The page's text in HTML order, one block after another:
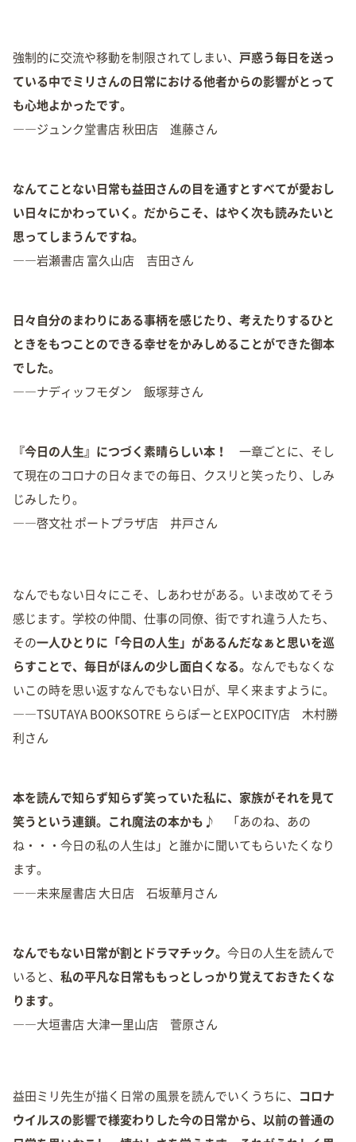
強制的に交流や移動を制限されてしまい、 戸惑う毎日を送っ
ている中でミリさんの日常における他者からの影響がとって
も心地よかったです。
――ジュンク堂書店 秋田店 進藤さん
なんてことない日常も益田さんの目を通すとすべてが愛おし
い日々にかわっていく。だからこそ、はやく次も読みたいと
思ってしまうんですね。
――岩瀬書店 富久山店 吉田さん
日々自分のまわりにある事柄を感じたり、考えたりするひと
ときをもつことのできる幸せをかみしめることができた御本
でした。
――ナディッフモダン 飯塚芽さん
『今日の人生』につづく素晴らしい本！
一章ごとに、そし
て現在のコロナの日々までの毎日、クスリと笑ったり、しみ
じみしたり。
――啓文社 ポートプラザ店 井戸さん
なんでもない日々にこそ、しあわせがある。いま改めてそう
感じます。学校の仲間、仕事の同僚、街ですれ違う人たち、
その一人ひとりに「今日の人生」があるんだなぁと思いを巡
らすことで、毎日がほんの少し面白くなる。 なんでもなくな
いこの時を思い返すなんでもない日が、早く来ますように。
――TSUTAYA BOOKSOTRE ららぽーとEXPOCITY店 木村勝
利さん
本を読んで知らず知らず笑っていた私に、家族がそれを見て
笑うという連鎖。これ魔法の本かも♪
「あのね、あの
ね・・・今日の私の人生は」と誰かに聞いてもらいたくなり
ます。
――未来屋書店 大日店 石坂華月さん
なんでもない日常が割とドラマチック。 今日の人生を読んで
いると、 私の平凡な日常ももっとしっかり覚えておきたくな
ります。
――大垣書店 大津一里山店 菅原さん
益田ミリ先生が描く日常の風景を読んでいくうちに、
コロナ
ウイルスの影響で様変わりした今の日常から、以前の普通の